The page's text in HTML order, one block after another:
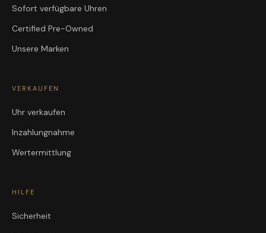
Sofort verfügbare Uhren
Certified Pre-Owned
Unsere Marken
VERKAUFEN
Uhr verkaufen
Inzahlungnahme
Wertermittlung
HILFE
Sicherheit